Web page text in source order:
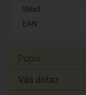
Sklad:
EAN:
Popis
Váš dotaz